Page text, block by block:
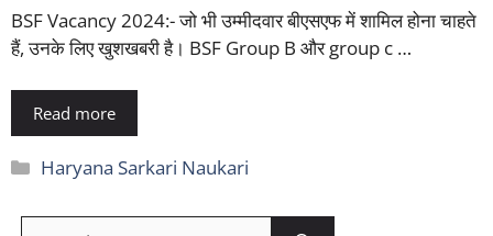
BSF Vacancy 2024:- जो भी उम्मीदवार बीएसएफ में शामिल होना चाहते
हैं, उनके लिए खुशखबरी है। BSF Group B और group c …
Read more
Categories
Haryana Sarkari Naukari